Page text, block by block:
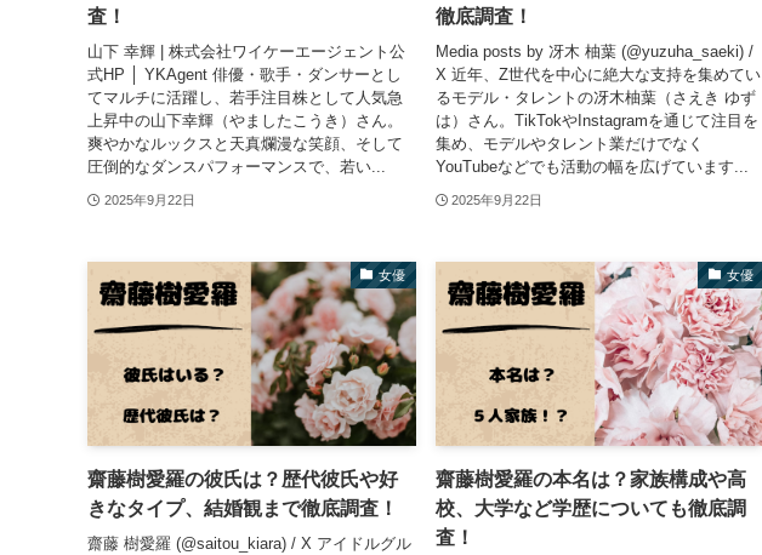
査！
山下 幸輝 | 株式会社ワイケーエージェント公
式HP │ YKAgent 俳優・歌手・ダンサーとし
てマルチに活躍し、若手注目株として人気急
上昇中の山下幸輝（やましたこうき）さん。
爽やかなルックスと天真爛漫な笑顔、そして
圧倒的なダンスパフォーマンスで、若い...
2025年9月22日
徹底調査！
Media posts by 冴木 柚葉 (@yuzuha_saeki) /
X 近年、Z世代を中心に絶大な支持を集めてい
るモデル・タレントの冴木柚葉（さえき ゆず
は）さん。TikTokやInstagramを通じて注目を
集め、モデルやタレント業だけでなく
YouTubeなどでも活動の幅を広げています...
2025年9月22日
女優
齋藤樹愛羅の彼氏は？歴代彼氏や好
きなタイプ、結婚観まで徹底調査！
齋藤 樹愛羅 (@saitou_kiara) / X アイドルグル
女優
齋藤樹愛羅の本名は？家族構成や高
校、大学など学歴についても徹底調
査！